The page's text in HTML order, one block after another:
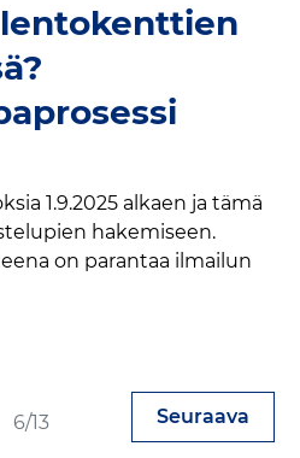
1.9.2025 alkaen ja tämä
hakemiseen.
on parantaa ilmailun
6/13 Seuraava